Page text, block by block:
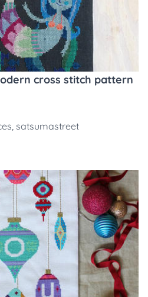
cross stitch pattern
, satsumastreet